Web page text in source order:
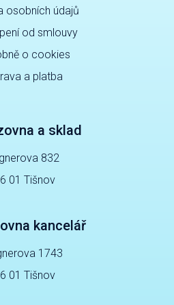
osobních údajů
od smlouvy
o cookies
a platba
a sklad
832
01 Tišnov
kancelář
1743
01 Tišnov